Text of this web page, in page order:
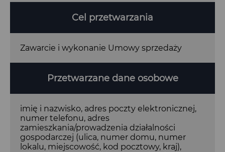
Cel przetwarzania
Zawarcie i wykonanie Umowy sprzedaży
Przetwarzane dane osobowe
imię i nazwisko, adres poczty elektronicznej,
numer telefonu, adres
zamieszkania/prowadzenia działalności
gospodarczej (ulica, numer domu, numer
lokalu, miejscowość, kod pocztowy, kraj),